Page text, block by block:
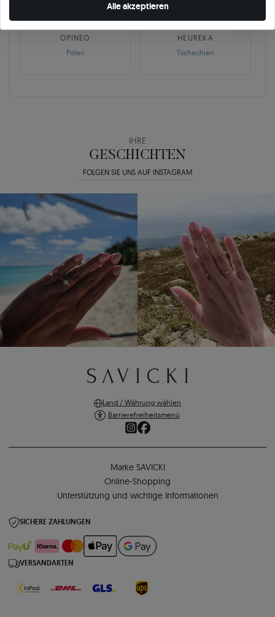
10 468
OPINEO
Polen
252
HEUREKA
Tschechien
IHRE
GESCHICHTEN
FOLGEN SIE UNS AUF INSTAGRAM
Land / Währung wählen
Barrierefreiheitsmenü
Marke SAVICKI
Online-Shopping
Unterstützung und wichtige Informationen
SICHERE ZAHLUNGEN
VERSANDARTEN
Alle akzeptieren